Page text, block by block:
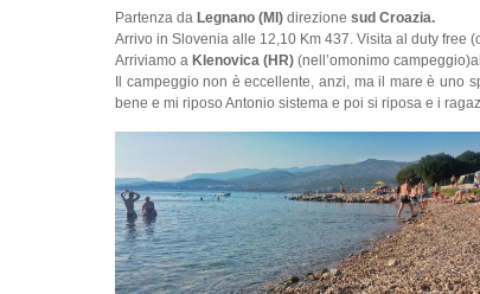
Partenza da Legnano (MI) direzione sud Croazia.
Arrivo in Slovenia alle 12,10 Km 437. Visita al duty free
Arriviamo a Klenovica (HR) (nell’omonimo
Il campeggio non è eccellente, anzi, ma il mare è uno
bene e mi riposo Antonio sistema e poi si riposa e i